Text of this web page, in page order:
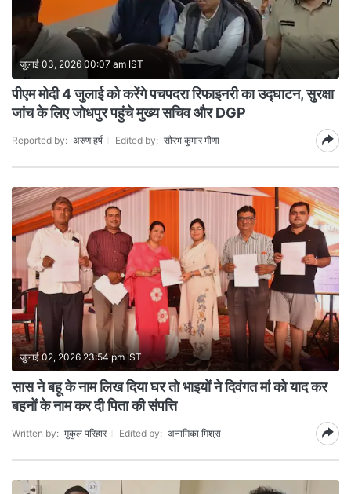
जुलाई 03, 2026 00:07 am IST
पीएम मोदी 4 जुलाई को करेंगे पचपदरा रिफाइनरी का उद्घाटन, सुरक्षा
जांच के लिए जोधपुर पहुंचे मुख्य सचिव और DGP
Reported by: अरुण हर्ष Edited by: सौरभ कुमार मीणा
जुलाई 02, 2026 23:54 pm IST
सास ने बहू के नाम लिख दिया घर तो भाइयों ने दिवंगत मां को याद कर
बहनों के नाम कर दी पिता की संपत्ति
Written by: मुकुल परिहार Edited by: अनामिका मिश्रा